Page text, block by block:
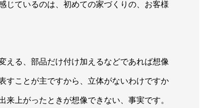
ているのは、初めての家づくりの、お客様
える、部品だけ付け加えるなどであれば想像
すことが主ですから、立体がないわけですか
来上がったときが想像できない、事実です。